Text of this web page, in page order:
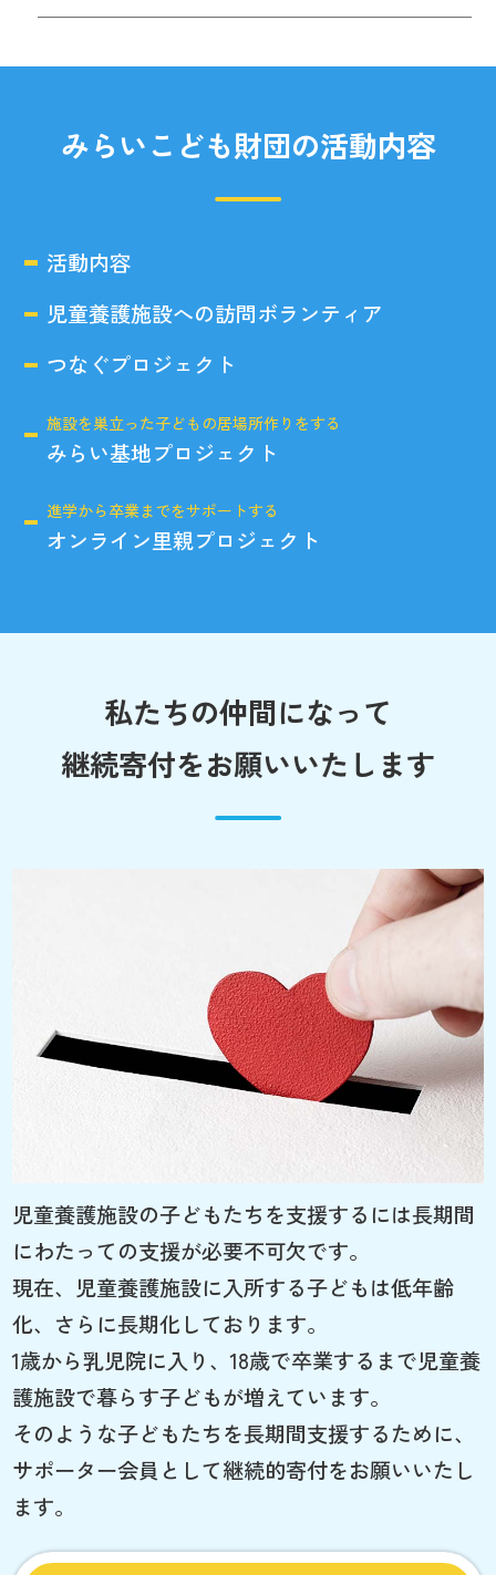
みらいこども財団の活動内容
活動内容
児童養護施設への訪問ボランティア
つなぐプロジェクト
施設を巣立った子どもの居場所作りをする
みらい基地プロジェクト
進学から卒業までをサポートする
オンライン里親プロジェクト
私たちの仲間になって
継続寄付をお願いいたします
児童養護施設の子どもたちを支援するには長期間
にわたっての支援が必要不可欠です。
現在、児童養護施設に入所する子どもは低年齢
化、さらに長期化しております。
1歳から乳児院に入り、18歳で卒業するまで児童養
護施設で暮らす子どもが増えています。
そのような子どもたちを長期間支援するために、
サポーター会員として継続的寄付をお願いいたし
ます。